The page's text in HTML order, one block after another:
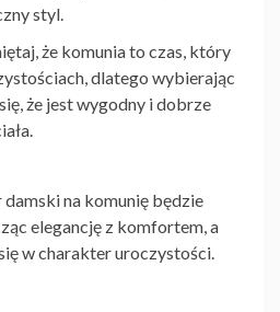
styl.
że komunia to czas, który
dlatego wybierając
że jest wygodny i dobrze
na komunię będzie
elegancję z komfortem, a
w charakter uroczystości.